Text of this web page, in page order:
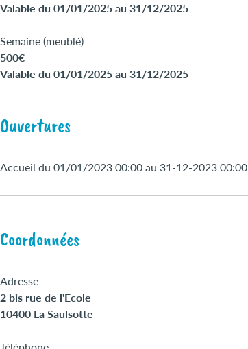
Valable du 01/01/2025 au 31/12/2025
Semaine (meublé)
500€
Valable du 01/01/2025 au 31/12/2025
Ouvertures
Accueil du 01/01/2023 00:00 au 31-12-2023 00:00
Coordonnées
Adresse
2 bis rue de l'Ecole
10400 La Saulsotte